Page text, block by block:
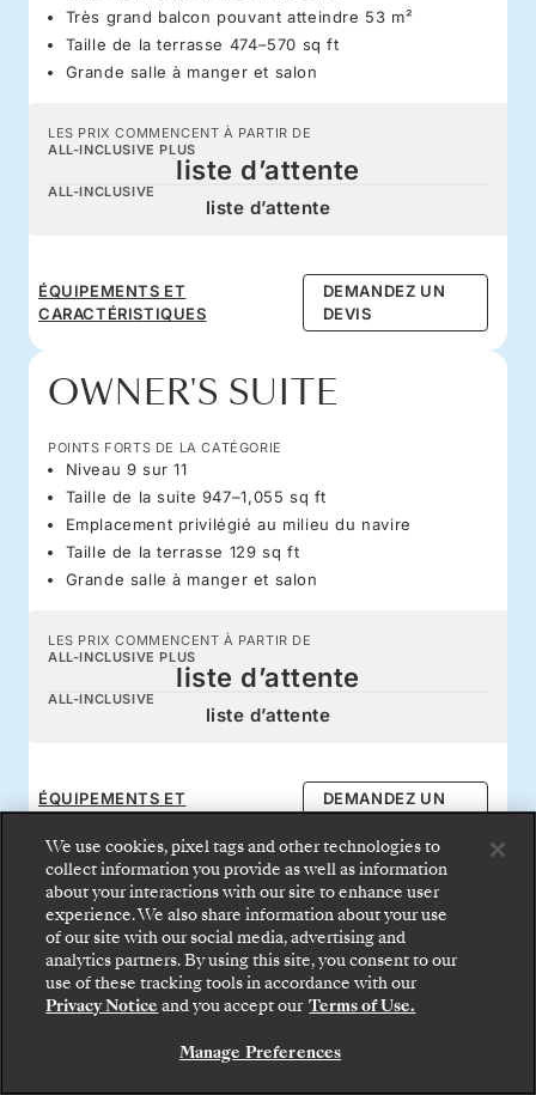
Très grand balcon pouvant atteindre 53 m²
Taille de la terrasse 474–570 sq ft
Grande salle à manger et salon
LES PRIX COMMENCENT À PARTIR DE
ALL-INCLUSIVE PLUS
liste d’attente
ALL-INCLUSIVE
liste d’attente
ÉQUIPEMENTS ET
CARACTÉRISTIQUES
DEMANDEZ UN
DEVIS
OWNER'S SUITE
POINTS FORTS DE LA CATÉGORIE
Niveau 9 sur 11
Taille de la suite 947–1,055 sq ft
Emplacement privilégié au milieu du navire
Taille de la terrasse 129 sq ft
Grande salle à manger et salon
LES PRIX COMMENCENT À PARTIR DE
ALL-INCLUSIVE PLUS
liste d’attente
ALL-INCLUSIVE
liste d’attente
ÉQUIPEMENTS ET
CARACTÉRISTIQUES
DEMANDEZ UN
DEVIS
Avantages tout compris à
We use cookies, pixel tags and other technologies to
collect information you provide as well as information
about your interactions with our site to enhance user
experience. We also share information about your use
of our site with our social media, advertising and
analytics partners. By using this site, you consent to our
use of these tracking tools in accordance with our
Privacy Notice and you accept our Terms of Use.
Manage Preferences